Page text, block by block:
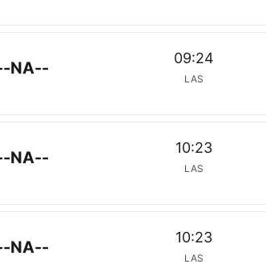
09:24
LAS
--NA--
10:23
LAS
--NA--
10:23
LAS
--NA--